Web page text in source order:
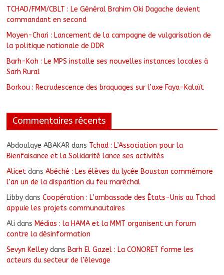
TCHAD/FMM/CBLT : Le Général Brahim Oki Dagache devient
commandant en second
Moyen-Chari : Lancement de la campagne de vulgarisation de
la politique nationale de DDR
Barh-Koh : Le MPS installe ses nouvelles instances locales à
Sarh Rural
Borkou : Recrudescence des braquages sur l’axe Faya-Kalaït
Commentaires récents
Abdoulaye ABAKAR dans Tchad : L’Association pour la
Bienfaisance et la Solidarité lance ses activités
Alicet dansAbéché : Les élèves du lycée Boustan commémore
l’an un de la disparition du feu maréchal
Libby dansCoopération : L’ambassade des États-Unis au Tchad
appuie les projets communautaires
Ali dans Médias : la HAMA et la MMT organisent un forum
contre la désinformation
Sevyn Kelley dans Barh El Gazel : La CONORET forme les
acteurs du secteur de l’élevage